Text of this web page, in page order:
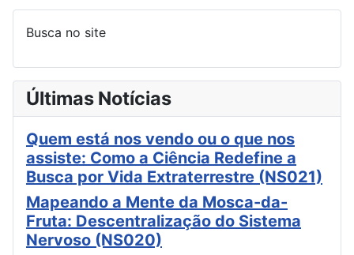
Busca no site
Últimas Notícias
Quem está nos vendo ou o que nos
assiste: Como a Ciência Redefine a
Busca por Vida Extraterrestre (NS021)
Mapeando a Mente da Mosca-da-
Fruta: Descentralização do Sistema
Nervoso (NS020)